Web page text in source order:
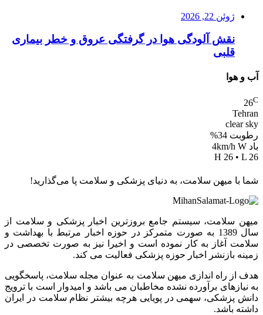
ژوئن 22, 2026
نقش آلودگی هوا در گرفتگی عروق و خطر بیماری
قلبی
آب و هوا
26C
Tehran
clear sky
رطوبت 34%
باد 4km/h W
H 26 • L 26
شما با میهن سلامت، به دنیای پزشکی و سلامت پا می‌گذارید!
میهن سلامت، سیستم جامع بروزترین اخبار پزشکی و سلامت از
سال 1389 به صورت متمرکز در حوزه اخبار مرتبط با بهداشت و
سلامت آغاز به کار نموده است و اخیرا نیز به صورت تخصصی در
زمینه بازنشر اخبار حوزه پزشکی فعالیت می کند.
هدف از راه اندازی میهن سلامت به عنوان مجله سلامت، پاسخگویی
به نیازهای برآورده نشده مخاطبان می باشد و امیدوار است با ترویج
دانش پزشکی، سهمی در پویایی هرچه بیشتر نظام سلامت در ایران
داشته باشد.